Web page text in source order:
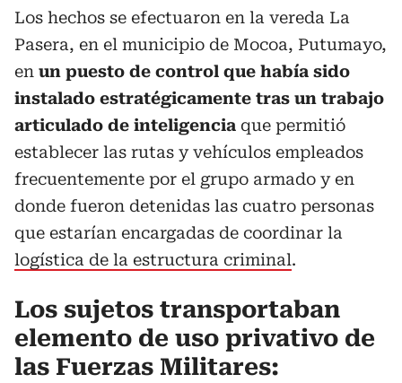
Los hechos se efectuaron en la vereda La
Pasera, en el municipio de Mocoa, Putumayo,
en un puesto de control que había sido
instalado estratégicamente tras un trabajo
articulado de inteligencia que permitió
establecer las rutas y vehículos empleados
frecuentemente por el grupo armado y en
donde fueron detenidas las cuatro personas
que estarían encargadas de coordinar la
logística de la estructura criminal.
Los sujetos transportaban
elemento de uso privativo de
las Fuerzas Militares: